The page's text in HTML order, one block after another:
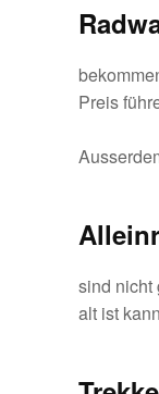
Preis
sind nicht
alt ist